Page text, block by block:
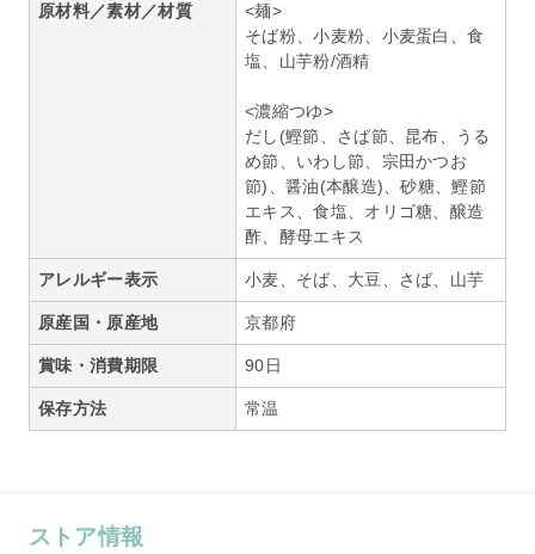
原材料／素材／材質
<麺>
そば粉、小麦粉、小麦蛋白、食
塩、山芋粉/酒精
<濃縮つゆ>
だし(鰹節、さば節、昆布、うる
め節、いわし節、宗田かつお
節)、醤油(本醸造)、砂糖、鰹節
エキス、食塩、オリゴ糖、醸造
酢、酵母エキス
アレルギー表示 小麦、そば、大豆、さば、山芋
原産国・原産地 京都府
賞味・消費期限 90日
保存方法 常温
ストア情報